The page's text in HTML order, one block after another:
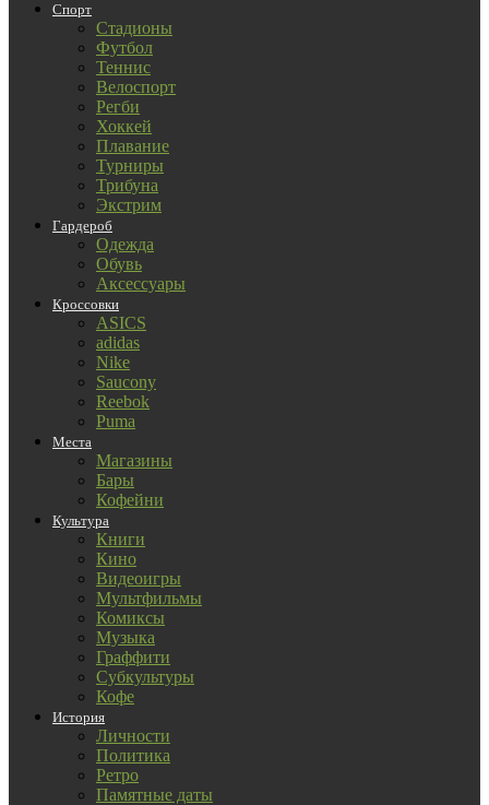
Спорт
Стадионы
Футбол
Теннис
Велоспорт
Регби
Хоккей
Плавание
Турниры
Трибуна
Экстрим
Гардероб
Одежда
Обувь
Аксессуары
Кроссовки
ASICS
adidas
Nike
Saucony
Reebok
Puma
Места
Магазины
Бары
Кофейни
Культура
Книги
Кино
Видеоигры
Мультфильмы
Комиксы
Музыка
Граффити
Субкультуры
Кофе
История
Личности
Политика
Ретро
Памятные даты